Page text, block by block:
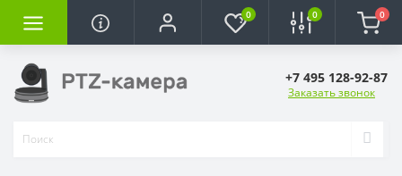
0 0 0
+7 495 128-92-87
Заказать звонок